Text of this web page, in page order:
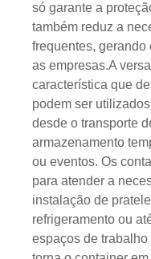
só garante a
também reduz a
frequentes, gerando
as empresas.A
característica que
podem ser
desde o transporte
armazenamento
ou eventos. Os
para atender a
instalação de
refrigeramento ou
espaços de